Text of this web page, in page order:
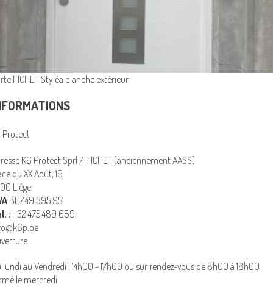
FICHET Styléa blanche extérieur
Protect
K6 Protect Sprl / FICHET (anciennement AASS)
du XX Août, 19
Liège
BE.449.395.951
: +32 475 489 689
lundi au Vendredi : 14h00 - 17h00 ou sur rendez-vous de 8h00 à 18h00
le mercredi